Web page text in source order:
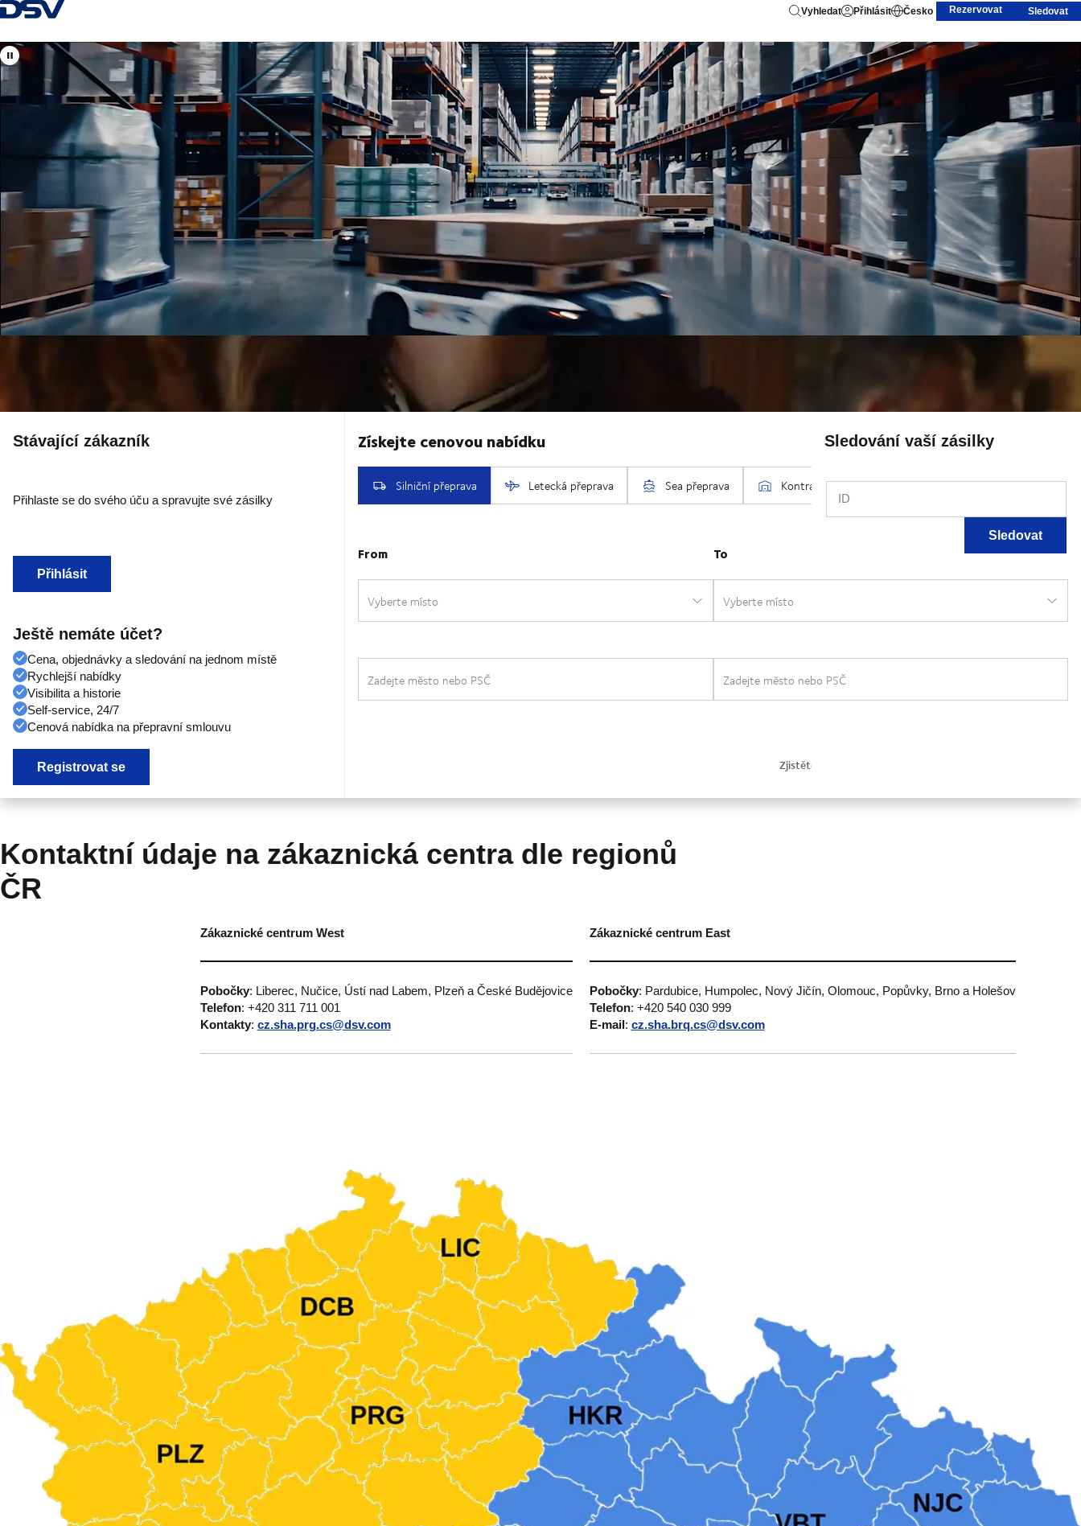
Zpět na Homepage Vyhledat Přihlásit Česko Rezervovat Sledovat
Česká republika
Vaši místní i mezinárodní odborníci na leteckou, námořní, silniční a železniční dopravu, logistická řešení, projektovou
dopravu a celní odbavení.
Stávající zákazník
Přihlaste se do svého úču a spravujte své zásilky
Přihlásit
Ještě nemáte účet?
Cena, objednávky a sledování na jednom místě
Rychlejší nabídky
Visibilita a historie
Self-service, 24/7
Cenová nabídka na přepravní smlouvu
Registrovat se
Sledování vaší zásilky
ID
Sledovat
Kontaktní údaje na zákaznická centra dle regionů
ČR
Zákaznické centrum West Zákaznické centrum East
Pobočky: Liberec, Nučice, Ústí nad Labem, Plzeň a České Budějovice
Telefon: +420 311 711 001
Kontakty: cz.sha.prg.cs@dsv.com
Pobočky: Pardubice, Humpolec, Nový Jičín, Olomouc, Popůvky, Brno a Holešov
Telefon: +420 540 030 999
E-mail: cz.sha.brq.cs@dsv.com